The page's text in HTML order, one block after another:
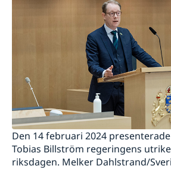
Den 14 februari 2024
Tobias Billström regeringens
riksdagen. Melker Dahlstrand/